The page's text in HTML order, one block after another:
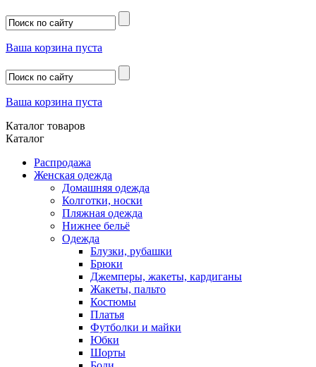
Ваша корзина пуста
Ваша корзина пуста
Каталог товаров
Каталог
Распродажа
Женская одежда
Домашняя одежда
Колготки, носки
Пляжная одежда
Нижнее бельё
Одежда
Блузки, рубашки
Брюки
Джемперы, жакеты, кардиганы
Жакеты, пальто
Костюмы
Платья
Футболки и майки
Юбки
Шорты